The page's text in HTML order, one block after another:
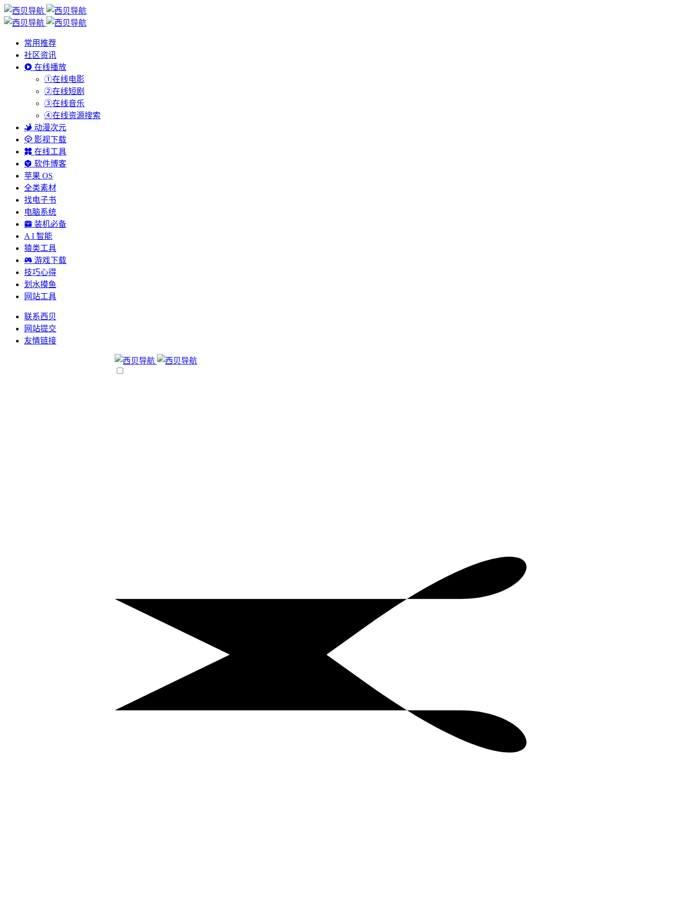
常用推荐
社区资讯
在线播放
①在线电影
②在线短剧
③在线音乐
④在线资源搜索
动漫次元
影视下载
在线工具
软件博客
苹果 OS
全类素材
找电子书
电脑系统
装机必备
A I 智能
猿类工具
游戏下载
技巧心得
划水摸鱼
网站工具
联系西贝
网站提交
友情链接